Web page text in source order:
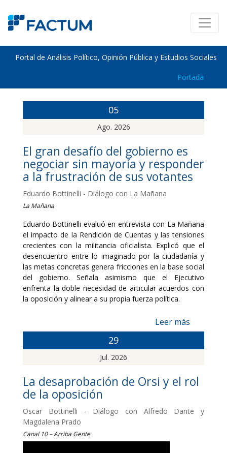
Portal de Análisis Político, Opinión Pública y Estudios Sociales
Portada
05
Ago. 2026
El gran desafío del gobierno es
negociar sin mayoría y responder
a la frustración de sus votantes
Eduardo Bottinelli - Diálogo con La Mañana
La Mañana
Eduardo Bottinelli evaluó en entrevista con La Mañana
el impacto de la Rendición de Cuentas y las tensiones
crecientes con la militancia oficialista. Explicó que el
desencuentro entre lo imaginado por la ciudadanía y
las metas concretas genera fricciones en la base social
del gobierno. Señala asimismo que el Ejecutivo
enfrenta la doble necesidad de articular acuerdos con
la oposición y alinear a su propia fuerza política.
Leer más
29
Jul. 2026
La desaprobación de Orsi y el rol
de la oposición
Oscar Bottinelli - Diálogo con Alfredo Dante y
Magdalena Prado
Canal 10 – Arriba Gente